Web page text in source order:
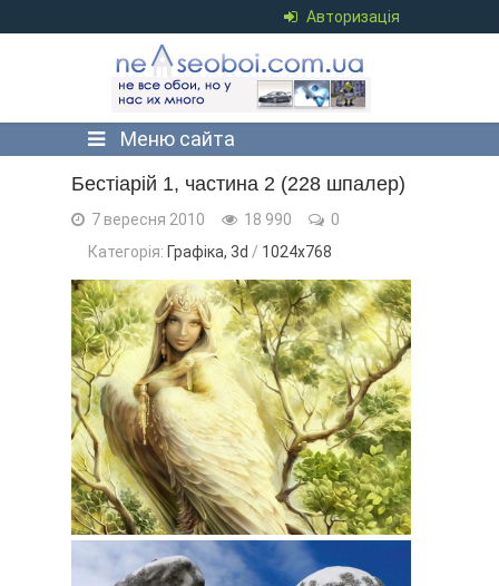
Авторизація
Меню сайта
Бестіарій 1, частина 2 (228 шпалер)
7 вересня 2010 18 990
0
Категорія: Графіка, 3d / 1024x768